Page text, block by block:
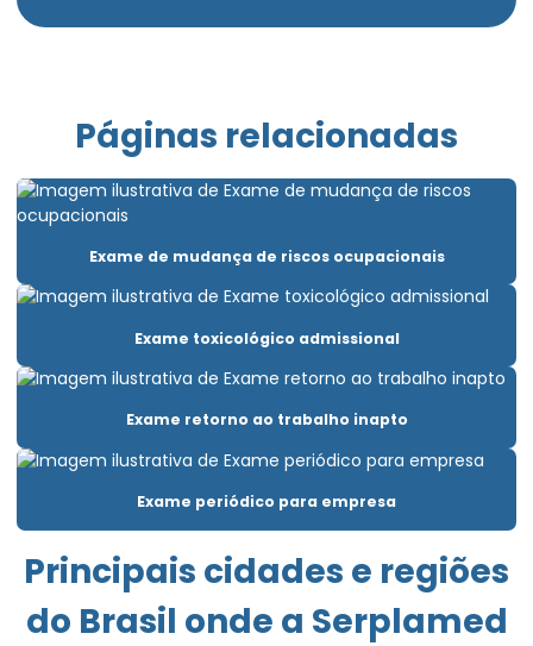
Clínica aso admissional
Clínica de exame ocupacional
Clínica para fazer exame demissional
Elaboração de pcmso
Elaboração de pgr e pcmso
Elaborar pgr
Emissão de laudo de insalubridade
Emissão de laudo de periculosidade
Empresa de consultoria empresarial
Páginas relacionadas
Exame de mudança de riscos ocupacionais
Exame toxicológico admissional
Exame retorno ao trabalho inapto
Exame periódico para empresa
Principais cidades e regiões
do Brasil onde a Serplamed